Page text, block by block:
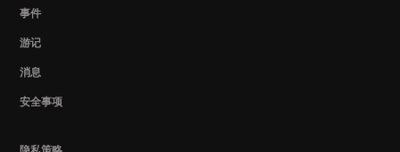
事件
游记
消息
安全事项